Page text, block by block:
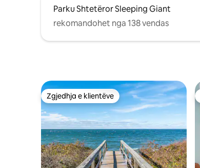
Parku Shtetëror Sleeping Giant
rekomandohet nga 138 vendas
Zgjedhja e klientëve
Zgjedhja e klientëve